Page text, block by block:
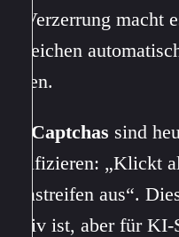
Die Verzerrung macht
die Zeichen
können.
Bild-Captchas sind
identifizieren: „Klickt
Zebrastreifen aus“.
intuitiv ist, aber für